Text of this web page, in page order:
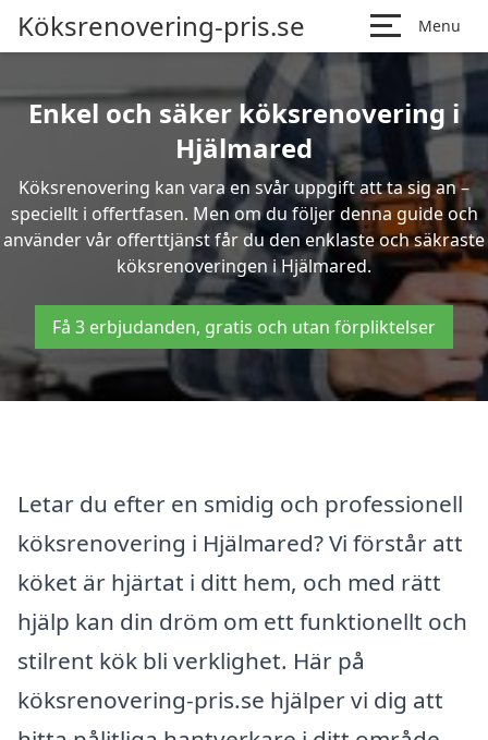
Köksrenovering-pris.se Menu
Enkel och säker köksrenovering i
Hjälmared
Köksrenovering kan vara en svår uppgift att ta sig an –
speciellt i offertfasen. Men om du följer denna guide och
använder vår offerttjänst får du den enklaste och säkraste
köksrenoveringen i Hjälmared.
Få 3 erbjudanden, gratis och utan förpliktelser
Letar du efter en smidig och professionell
köksrenovering i Hjälmared? Vi förstår att
köket är hjärtat i ditt hem, och med rätt
hjälp kan din dröm om ett funktionellt och
stilrent kök bli verklighet. Här på
köksrenovering-pris.se hjälper vi dig att